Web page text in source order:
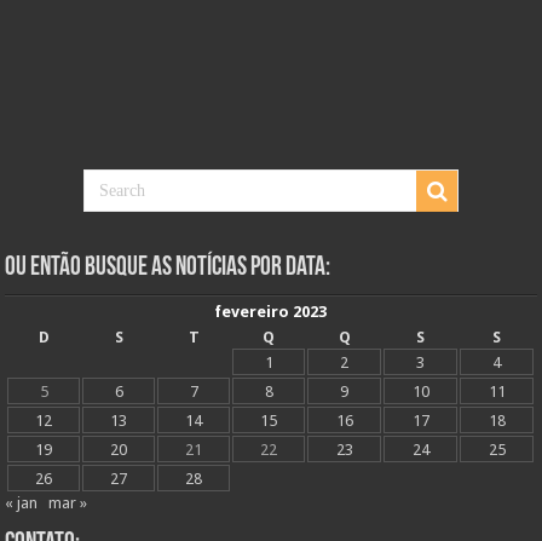
Ou Então Busque as Notícias Por Data:
fevereiro 2023
D
S T Q Q S
S
1
2 3
4
5
6 7 8 9 10
11
12
13 14 15 16 17
18
19
20 21 22 23 24
25
26
27
28
« jan
mar »